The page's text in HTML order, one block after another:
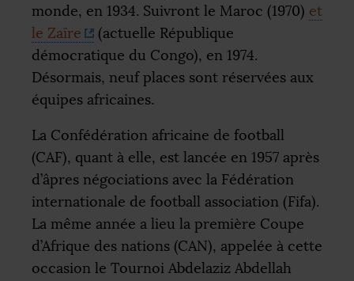
monde, en 1934. Suivront le Maroc (1970) et
le Zaïre
(actuelle République
démocratique du Congo), en 1974.
Désormais, neuf places sont réservées aux
équipes africaines.
La Confédération africaine de football
(CAF), quant à elle, est lancée en 1957 après
d’âpres négociations avec la Fédération
internationale de football association (Fifa).
La même année a lieu la première Coupe
d’Afrique des nations (CAN), appelée à cette
occasion le Tournoi Abdelaziz Abdellah